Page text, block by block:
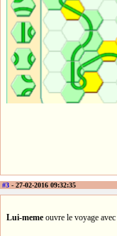
#3 - 27-02-2016 09:32:35
Lui-meme ouvre le voyage